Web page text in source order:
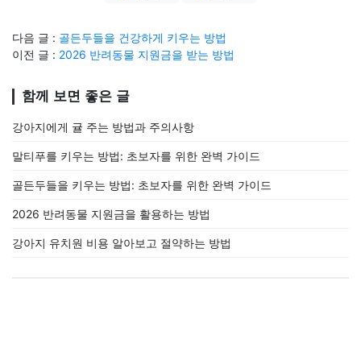
다음 글 : 골든두들을 건강하게 키우는 방법
이전 글 : 2026 반려동물 지원금을 받는 방법
함께 보면 좋은 글
강아지에게 귤 주는 방법과 주의사항
말티푸를 키우는 방법: 초보자를 위한 완벽 가이드
골든두들을 키우는 방법: 초보자를 위한 완벽 가이드
2026 반려동물 지원금을 활용하는 방법
강아지 유치원 비용 알아보고 절약하는 방법